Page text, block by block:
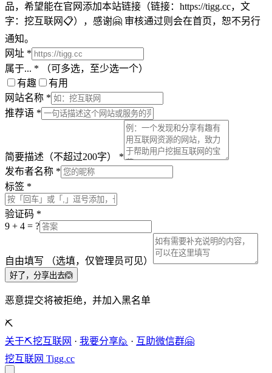
品，希望能在官网添加本站链接（链接： https://tigg.cc，文
字： 挖互联网 📋），感谢🤗 审核通过则会在首页，恕不另行
通知。
网址 *
属于... *
（可多选，至少选一个）
有趣
有用
网站名称 *
推荐语 *
简要描述（不超过200字） *
发布者名称 *
标签 *
验证码 *
9 + 4 = ?
自由填写 （选填，仅管理员可见）
好了，分享出去🙆
恶意提交将被拒绝，并加入黑名单
⛏️
关于⛏️挖互联网 · 我要分享🙋 · 互助微信群🤗
挖互联网 Tigg.cc